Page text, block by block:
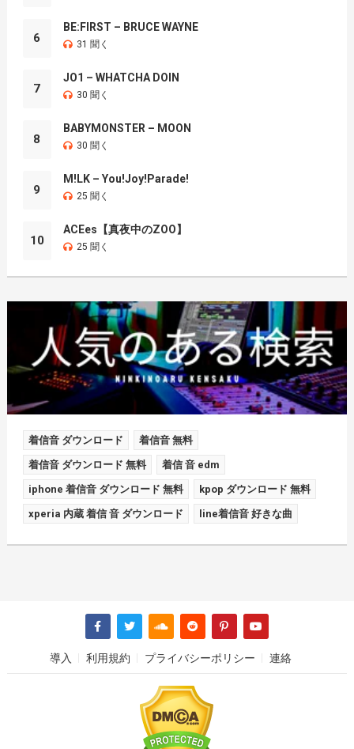
6
BE:FIRST – BRUCE WAYNE
31 聞く
7
JO1 – WHATCHA DOIN
30 聞く
8
BABYMONSTER – MOON
30 聞く
9
M!LK – You!Joy!Parade!
25 聞く
10
ACEes【真夜中のZOO】
25 聞く
着信音 ダウンロード 着信音 無料
着信音 ダウンロード 無料 着信 音 edm
iphone 着信音 ダウンロード 無料 kpop ダウンロード 無料
xperia 内蔵 着信 音 ダウンロード line着信音 好きな曲
導入 利用規約 プライバシーポリシー 連絡